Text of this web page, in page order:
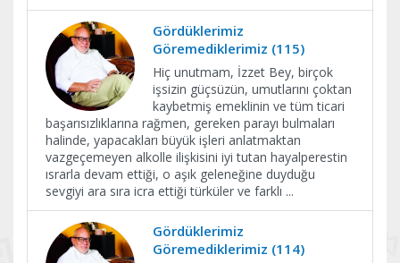
Gördüklerimiz
Göremediklerimiz (115)
Hiç unutmam, İzzet Bey, birçok
işsizin güçsüzün, umutlarını çoktan
kaybetmiş emeklinin ve tüm ticari
başarısızlıklarına rağmen, gereken parayı bulmaları
halinde, yapacakları büyük işleri anlatmaktan
vazgeçemeyen alkolle ilişkisini iyi tutan hayalperestin
ısrarla devam ettiği, o aşık geleneğine duyduğu
sevgiyi ara sıra icra ettiği türküler ve farklı ...
Gördüklerimiz
Göremediklerimiz (114)